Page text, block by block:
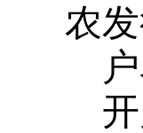
农